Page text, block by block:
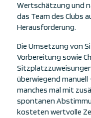
Wertschätzung und
das Team des Clubs
Herausforderung.
Die Umsetzung von
Vorbereitung sowie
überwiegend manuell
manches mal mit
spontanen
kosteten wertvolle